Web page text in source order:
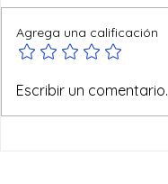
El huevo o la gallina
Agrega una calificación
Escribir un